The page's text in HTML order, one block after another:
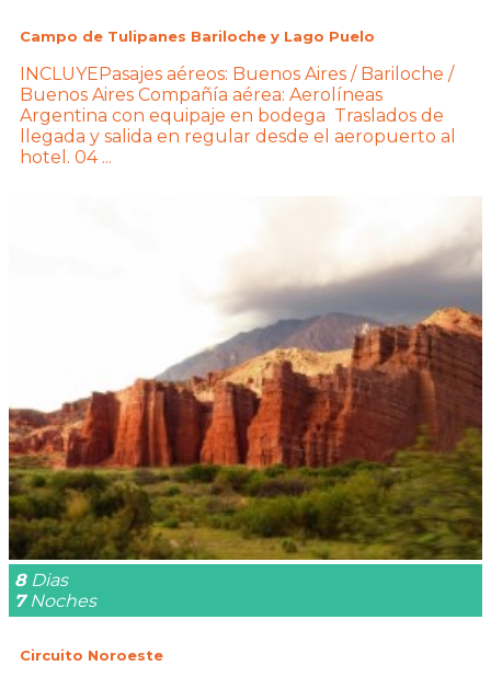
Campo de Tulipanes Bariloche y Lago Puelo
INCLUYEPasajes aéreos: Buenos Aires / Bariloche /
Buenos Aires Compañía aérea: Aerolíneas
Argentina con equipaje en bodega Traslados de
llegada y salida en regular desde el aeropuerto al
hotel. 04 ...
8Dias
7Noches
Circuito Noroeste